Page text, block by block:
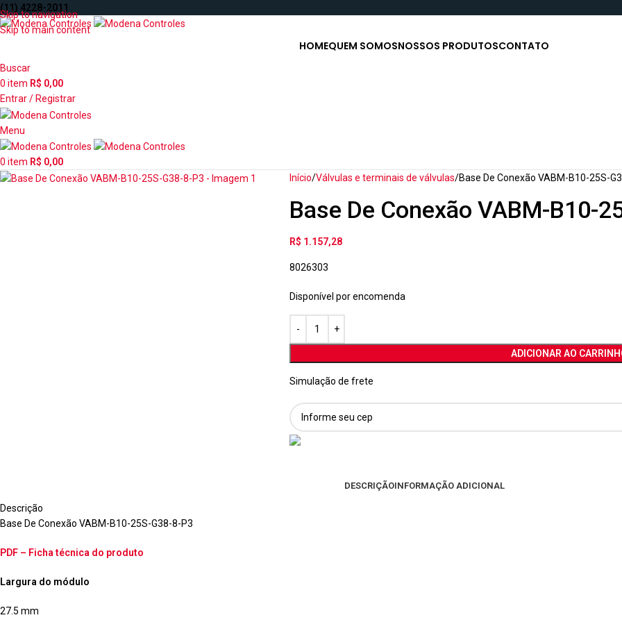
Skip to navigation
Skip to main content
(11) 4228-2011
HOMEQUEM SOMOSNOSSOS PRODUTOSCONTATO
Buscar
0 item R$ 0,00
Entrar / Registrar
Menu
0 item R$ 0,00
Início Válvulas e terminais de válvulas Base De Conexão VABM-B10-25S-
Base De Conexão VABM-B10-
R$ 1.157,28
8026303
Disponível por encomenda
ADICIONAR AO
Simulação de frete
DESCRIÇÃOINFORMAÇÃO ADICIONAL
Descrição
Base De Conexão VABM-B10-25S-G38-8-P3
PDF – Ficha técnica do produto
Largura do módulo
27.5 mm